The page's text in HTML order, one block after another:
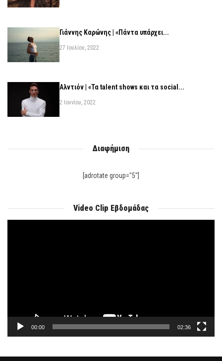
Γιάννης Καρώνης | «Πάντα υπάρχει...
27 Ιουλίου, 2022
Αλντιόν | «Τα talent shows και τα social...
2 Ιουνίου, 2022
Διαφήμιση
[adrotate group="5"]
Video Clip Εβδομάδας
00:00 02:36